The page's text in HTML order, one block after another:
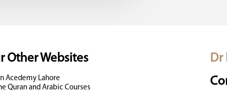
Dr
Other Websites
Acedemy Lahore
Quran and Arabic Courses